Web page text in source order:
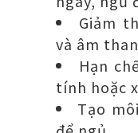
Giảm
và âm
Hạn
tính hoặc
Tạo